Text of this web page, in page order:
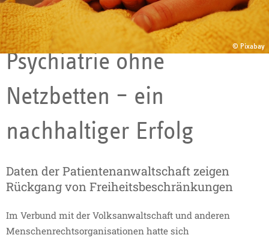
© Pixabay
21.10.2020
Psychiatrie ohne
Netzbetten – ein
nachhaltiger Erfolg
Daten der Patientenanwaltschaft zeigen
Rückgang von Freiheitsbeschränkungen
Im Verbund mit der Volksanwaltschaft und anderen
Menschenrechtsorganisationen hatte sich